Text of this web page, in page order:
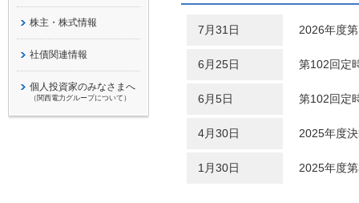
7月31日 2026年度
6月25日 第102回定
6月5日 第102回定
4月30日 2025年度
1月30日 2025年度
株主・株式情報
社債関連情報
個人投資家のみなさまへ
（関西電力グループについて）